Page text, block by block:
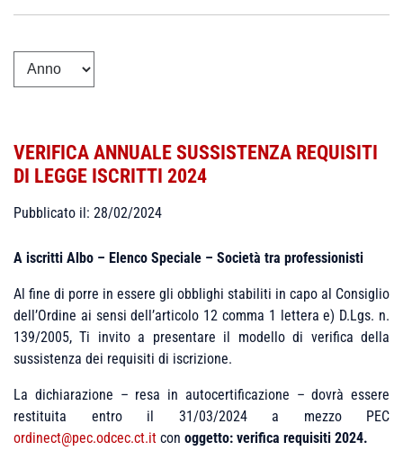
VERIFICA ANNUALE SUSSISTENZA REQUISITI
DI LEGGE ISCRITTI 2024
Pubblicato il: 28/02/2024
A iscritti Albo – Elenco Speciale – Società tra professionisti
Al fine di porre in essere gli obblighi stabiliti in capo al Consiglio
dell’Ordine ai sensi dell’articolo 12 comma 1 lettera e) D.Lgs. n.
139/2005, Ti invito a presentare il modello di verifica della
sussistenza dei requisiti di iscrizione.
La dichiarazione – resa in autocertificazione – dovrà essere
restituita entro il 31/03/2024 a mezzo PEC
ordinect@pec.odcec.ct.it con oggetto: verifica requisiti 2024.